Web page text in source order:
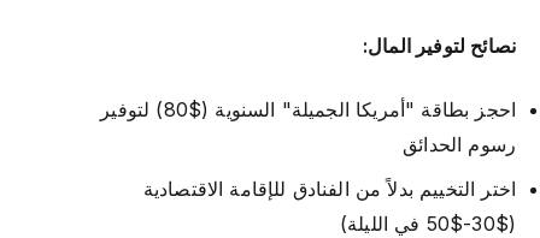
نصائح لتوفير المال:
احجز بطاقة "أمريكا الجميلة" السنوية ($80) لتوفير
رسوم الحدائق
اختر التخييم بدلاً من الفنادق للإقامة الاقتصادية
($30-$50 في الليلة)